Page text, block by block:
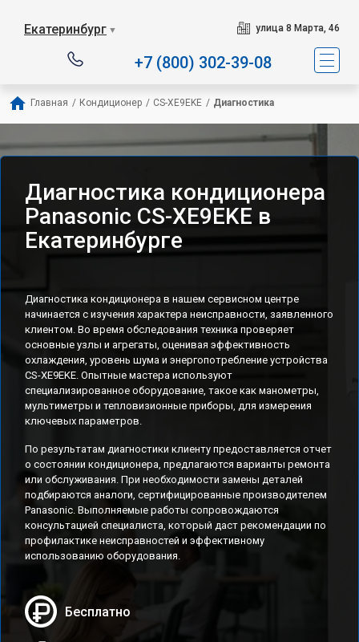
Екатеринбург ▼ улица 8 Марта, 46
+7 (800) 302-39-08
Главная / Кондиционер / CS-XE9EKE / Диагностика
Диагностика кондиционера
Panasonic CS-XE9EKE в
Екатеринбурге
Диагностика кондиционера в нашем сервисном центре
начинается с изучения характера неисправности, заявленного
клиентом. Во время обследования техника проверяет
основные узлы и агрегаты, оценивая эффективность
охлаждения, уровень шума и энергопотребление устройства
CS-XE9EKE. Опытные мастера используют
специализированное оборудование, такое как манометры,
мультиметры и тепловизионные приборы, для измерения
ключевых параметров.
По результатам диагностики клиенту предоставляется отчет
о состоянии кондиционера, предлагаются варианты ремонта
или обслуживания. При необходимости замены деталей
подбираются аналоги, сертифицированные производителем
Panasonic. Выполняемые работы сопровождаются
консультацией специалиста, который даст рекомендации по
профилактике неисправностей и эффективному
использованию оборудования.
Бесплатно